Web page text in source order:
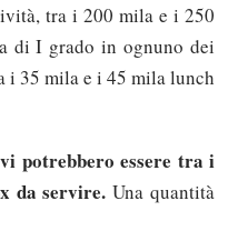
tra i 200 mila e i 250
di I grado in ognuno dei
i 35 mila e i 45 mila lunch
potrebbero essere tra i
da servire.Una quantità